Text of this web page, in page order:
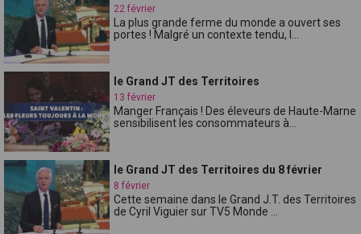
22 février
La plus grande ferme du monde a ouvert ses
portes ! Malgré un contexte tendu, l...
le Grand JT des Territoires
13 février
Manger Français ! Des éleveurs de Haute-Marne
sensibilisent les consommateurs à...
le Grand JT des Territoires du 8 février
8 février
Cette semaine dans le Grand J.T. des Territoires
de Cyril Viguier sur TV5 Monde ...